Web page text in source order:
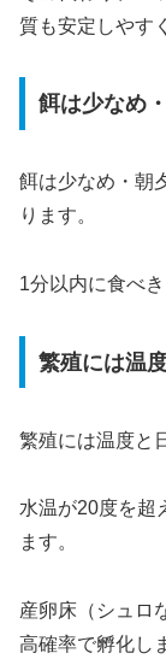
質も安定しやす
餌は少なめ
餌は少なめ・朝
ります。
1分以内に食べ
繁殖には温
繁殖には温度と
水温が20度を超
ます。
産卵床（シュロ
高確率で孵化し